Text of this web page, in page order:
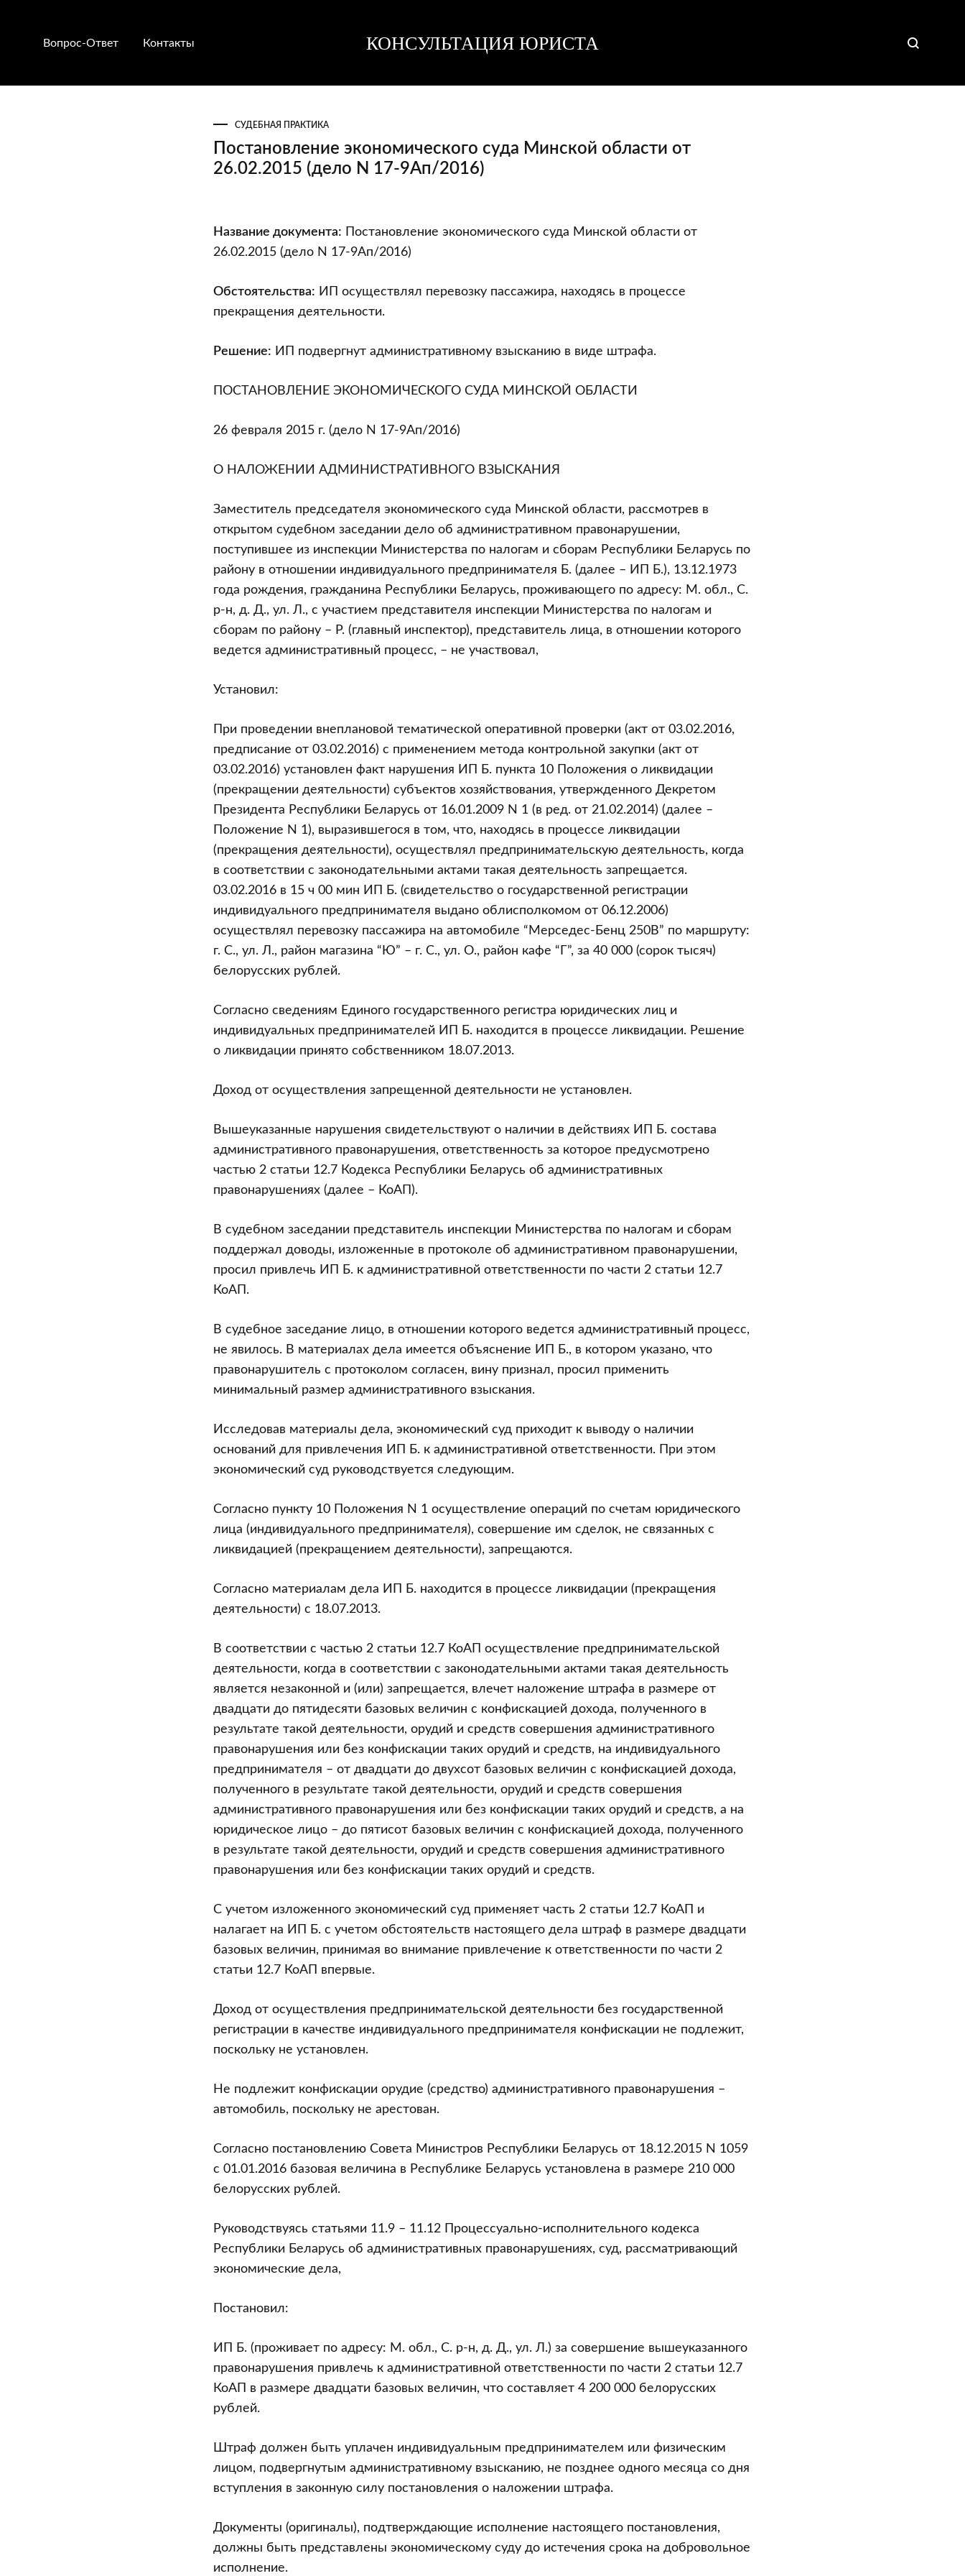
Вопрос-Ответ Контакты КОНСУЛЬТАЦИЯ ЮРИСТА
юриста
юриста
СУДЕБНАЯ ПРАКТИКА
Постановление экономического суда Минской области от
26.02.2015 (дело N 17-9Ап/2016)
Постановление
экономического
Минской
области
26.02.2015
N
9Ап/2016)
Название документа: Постановление экономического суда Минской области от
26.02.2015 (дело N 17-9Ап/2016)
Обстоятельства: ИП осуществлял перевозку пассажира, находясь в процессе
прекращения деятельности.
Решение: ИП подвергнут административному взысканию в виде штрафа.
ПОСТАНОВЛЕНИЕ ЭКОНОМИЧЕСКОГО СУДА МИНСКОЙ ОБЛАСТИ
26 февраля 2015 г. (дело N 17-9Ап/2016)
О НАЛОЖЕНИИ АДМИНИСТРАТИВНОГО ВЗЫСКАНИЯ
Заместитель председателя экономического суда Минской области, рассмотрев в
открытом судебном заседании дело об административном правонарушении,
поступившее из инспекции Министерства по налогам и сборам Республики Беларусь по
району в отношении индивидуального предпринимателя Б. (далее – ИП Б.), 13.12.1973
года рождения, гражданина Республики Беларусь, проживающего по адресу: М. обл., С.
р-н, д. Д., ул. Л., с участием представителя инспекции Министерства по налогам и
сборам по району – Р. (главный инспектор), представитель лица, в отношении которого
ведется административный процесс, – не участвовал,
Установил:
При проведении внеплановой тематической оперативной проверки (акт от 03.02.2016,
предписание от 03.02.2016) с применением метода контрольной закупки (акт от
03.02.2016) установлен факт нарушения ИП Б. пункта 10 Положения о ликвидации
(прекращении деятельности) субъектов хозяйствования, утвержденного Декретом
Президента Республики Беларусь от 16.01.2009 N 1 (в ред. от 21.02.2014) (далее –
Положение N 1), выразившегося в том, что, находясь в процессе ликвидации
(прекращения деятельности), осуществлял предпринимательскую деятельность, когда
в соответствии с законодательными актами такая деятельность запрещается.
03.02.2016 в 15 ч 00 мин ИП Б. (свидетельство о государственной регистрации
индивидуального предпринимателя выдано облисполкомом от 06.12.2006)
осуществлял перевозку пассажира на автомобиле “Мерседес-Бенц 250В” по маршруту:
г. С., ул. Л., район магазина “Ю” – г. С., ул. О., район кафе “Г”, за 40 000 (сорок тысяч)
белорусских рублей.
Согласно сведениям Единого государственного регистра юридических лиц и
индивидуальных предпринимателей ИП Б. находится в процессе ликвидации. Решение
о ликвидации принято собственником 18.07.2013.
Доход от осуществления запрещенной деятельности не установлен.
Вышеуказанные нарушения свидетельствуют о наличии в действиях ИП Б. состава
административного правонарушения, ответственность за которое предусмотрено
частью 2 статьи 12.7 Кодекса Республики Беларусь об административных
правонарушениях (далее – КоАП).
В судебном заседании представитель инспекции Министерства по налогам и сборам
поддержал доводы, изложенные в протоколе об административном правонарушении,
просил привлечь ИП Б. к административной ответственности по части 2 статьи 12.7
КоАП.
В судебное заседание лицо, в отношении которого ведется административный процесс,
не явилось. В материалах дела имеется объяснение ИП Б., в котором указано, что
правонарушитель с протоколом согласен, вину признал, просил применить
минимальный размер административного взыскания.
Исследовав материалы дела, экономический суд приходит к выводу о наличии
оснований для привлечения ИП Б. к административной ответственности. При этом
экономический суд руководствуется следующим.
Согласно пункту 10 Положения N 1 осуществление операций по счетам юридического
лица (индивидуального предпринимателя), совершение им сделок, не связанных с
ликвидацией (прекращением деятельности), запрещаются.
Согласно материалам дела ИП Б. находится в процессе ликвидации (прекращения
деятельности) с 18.07.2013.
В соответствии с частью 2 статьи 12.7 КоАП осуществление предпринимательской
деятельности, когда в соответствии с законодательными актами такая деятельность
является незаконной и (или) запрещается, влечет наложение штрафа в размере от
двадцати до пятидесяти базовых величин с конфискацией дохода, полученного в
результате такой деятельности, орудий и средств совершения административного
правонарушения или без конфискации таких орудий и средств, на индивидуального
предпринимателя – от двадцати до двухсот базовых величин с конфискацией дохода,
полученного в результате такой деятельности, орудий и средств совершения
административного правонарушения или без конфискации таких орудий и средств, а на
юридическое лицо – до пятисот базовых величин с конфискацией дохода, полученного
в результате такой деятельности, орудий и средств совершения административного
правонарушения или без конфискации таких орудий и средств.
С учетом изложенного экономический суд применяет часть 2 статьи 12.7 КоАП и
налагает на ИП Б. с учетом обстоятельств настоящего дела штраф в размере двадцати
базовых величин, принимая во внимание привлечение к ответственности по части 2
статьи 12.7 КоАП впервые.
Доход от осуществления предпринимательской деятельности без государственной
регистрации в качестве индивидуального предпринимателя конфискации не подлежит,
поскольку не установлен.
Не подлежит конфискации орудие (средство) административного правонарушения –
автомобиль, поскольку не арестован.
Согласно постановлению Совета Министров Республики Беларусь от 18.12.2015 N 1059
с 01.01.2016 базовая величина в Республике Беларусь установлена в размере 210 000
белорусских рублей.
Руководствуясь статьями 11.9 – 11.12 Процессуально-исполнительного кодекса
Республики Беларусь об административных правонарушениях, суд, рассматривающий
экономические дела,
Постановил:
ИП Б. (проживает по адресу: М. обл., С. р-н, д. Д., ул. Л.) за совершение вышеуказанного
правонарушения привлечь к административной ответственности по части 2 статьи 12.7
КоАП в размере двадцати базовых величин, что составляет 4 200 000 белорусских
рублей.
Штраф должен быть уплачен индивидуальным предпринимателем или физическим
лицом, подвергнутым административному взысканию, не позднее одного месяца со дня
вступления в законную силу постановления о наложении штрафа.
Документы (оригиналы), подтверждающие исполнение настоящего постановления,
должны быть представлены экономическому суду до истечения срока на добровольное
исполнение.